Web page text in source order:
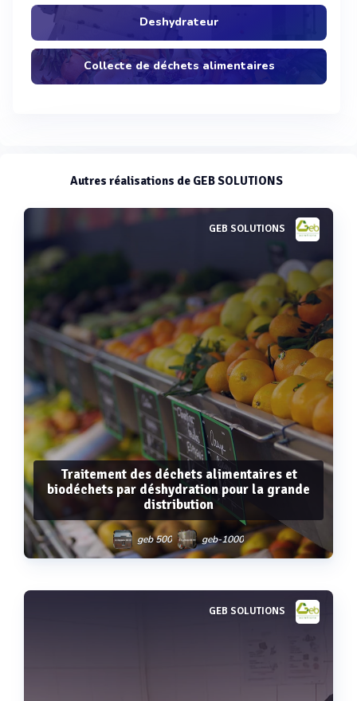
Deshydrateur
Collecte de déchets alimentaires
Autres réalisations de GEB SOLUTIONS
GEB SOLUTIONS
Traitement des déchets alimentaires et
biodéchets par déshydration pour la grande
distribution
geb 500 geb-1000
GEB SOLUTIONS